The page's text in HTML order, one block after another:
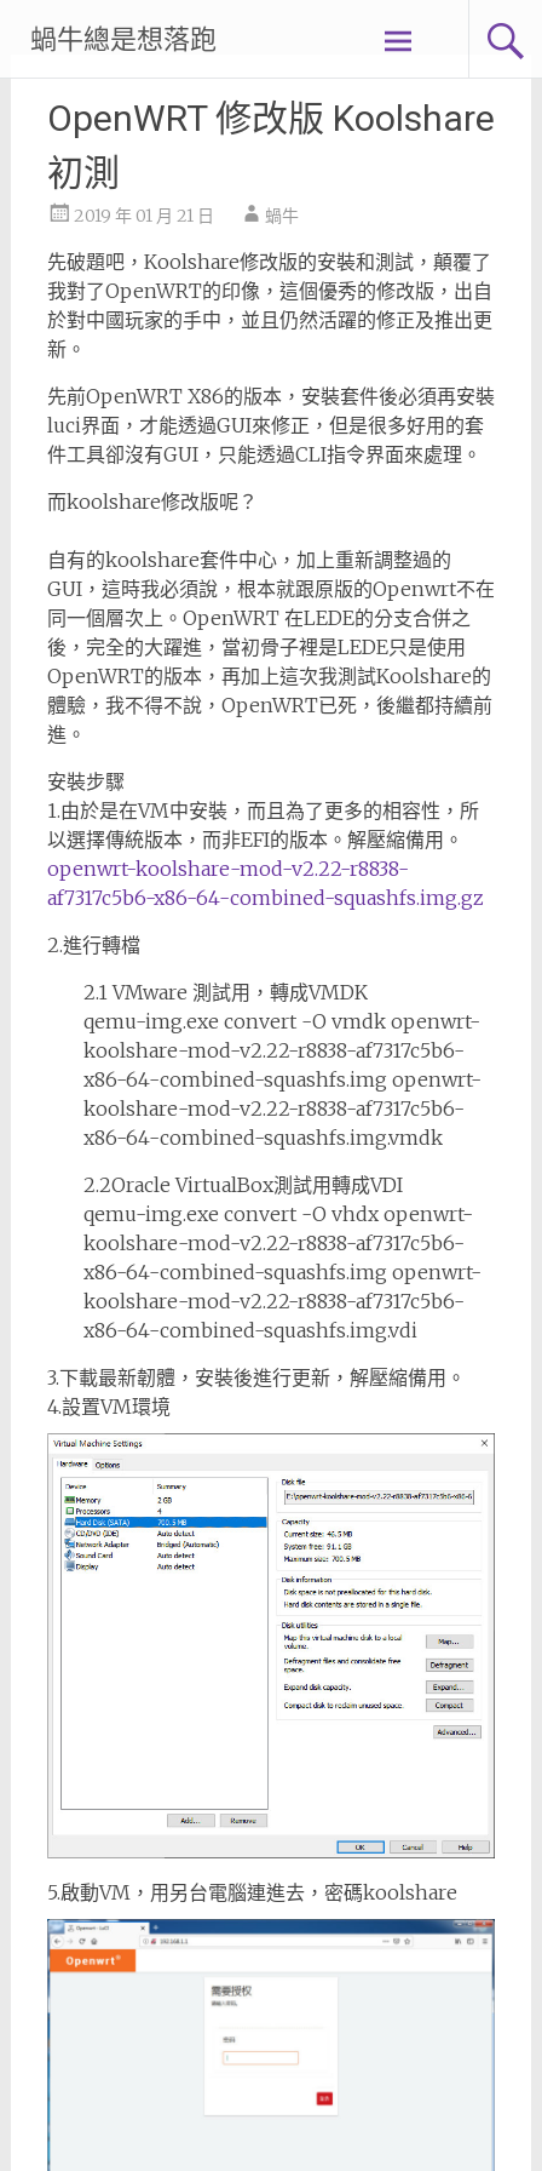
content
蝸牛總是想落跑
OpenWRT 修改版 Koolshare
初測
2019 年 01 月 21 日 蝸牛
先破題吧，Koolshare修改版的安裝和測試，顛覆了
我對了OpenWRT的印像，這個優秀的修改版，出自
於對中國玩家的手中，並且仍然活躍的修正及推出更
新。
先前OpenWRT X86的版本，安裝套件後必須再安裝
luci界面，才能透過GUI來修正，但是很多好用的套
件工具卻沒有GUI，只能透過CLI指令界面來處理。
而koolshare修改版呢？
自有的koolshare套件中心，加上重新調整過的
GUI，這時我必須說，根本就跟原版的Openwrt不在
同一個層次上。OpenWRT 在LEDE的分支合併之
後，完全的大躍進，當初骨子裡是LEDE只是使用
OpenWRT的版本，再加上這次我測試Koolshare的
體驗，我不得不說，OpenWRT已死，後繼都持續前
進。
安裝步驟
1.由於是在VM中安裝，而且為了更多的相容性，所
以選擇傳統版本，而非EFI的版本。解壓縮備用。
openwrt-koolshare-mod-v2.22-r8838-
af7317c5b6-x86-64-combined-squashfs.img.gz
2.進行轉檔
2.1 VMware 測試用，轉成VMDK
qemu-img.exe convert -O vmdk openwrt-
koolshare-mod-v2.22-r8838-af7317c5b6-
x86-64-combined-squashfs.img openwrt-
koolshare-mod-v2.22-r8838-af7317c5b6-
x86-64-combined-squashfs.img.vmdk
2.2Oracle VirtualBox測試用轉成VDI
qemu-img.exe convert -O vhdx openwrt-
koolshare-mod-v2.22-r8838-af7317c5b6-
x86-64-combined-squashfs.img openwrt-
koolshare-mod-v2.22-r8838-af7317c5b6-
x86-64-combined-squashfs.img.vdi
3.下載最新韌體，安裝後進行更新，解壓縮備用。
4.設置VM環境
5.啟動VM，用另台電腦連進去，密碼koolshare